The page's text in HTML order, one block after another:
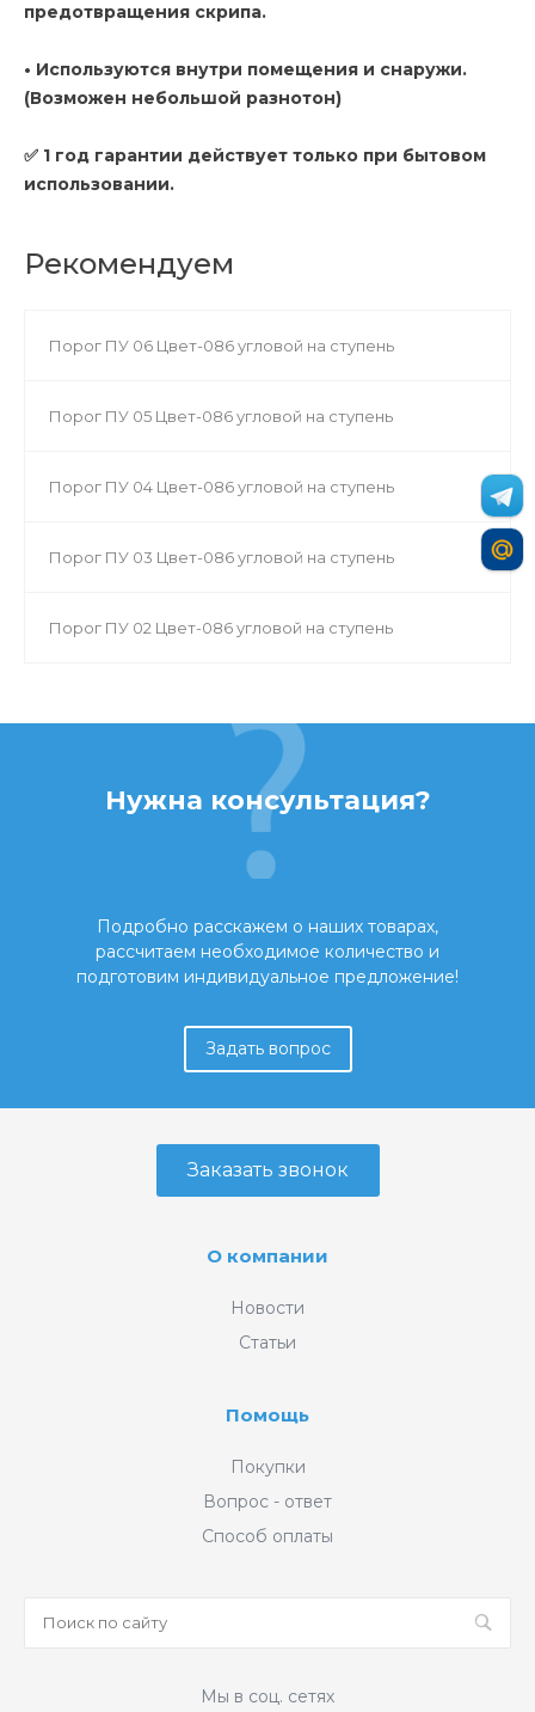
предотвращения скрипа.
• Используются внутри помещения и снаружи.
(Возможен небольшой разнотон)
✅ 1 год гарантии действует только при бытовом
использовании.
Рекомендуем
Порог ПУ 06 Цвет-086 угловой на ступень
Порог ПУ 05 Цвет-086 угловой на ступень
Порог ПУ 04 Цвет-086 угловой на ступень
Порог ПУ 03 Цвет-086 угловой на ступень
Порог ПУ 02 Цвет-086 угловой на ступень
Нужна консультация?
Подробно расскажем о наших товарах,
рассчитаем необходимое количество и
подготовим индивидуальное предложение!
Задать вопрос
Заказать звонок
О компании
Новости
Статьи
Помощь
Покупки
Вопрос - ответ
Способ оплаты
Мы в соц. сетях